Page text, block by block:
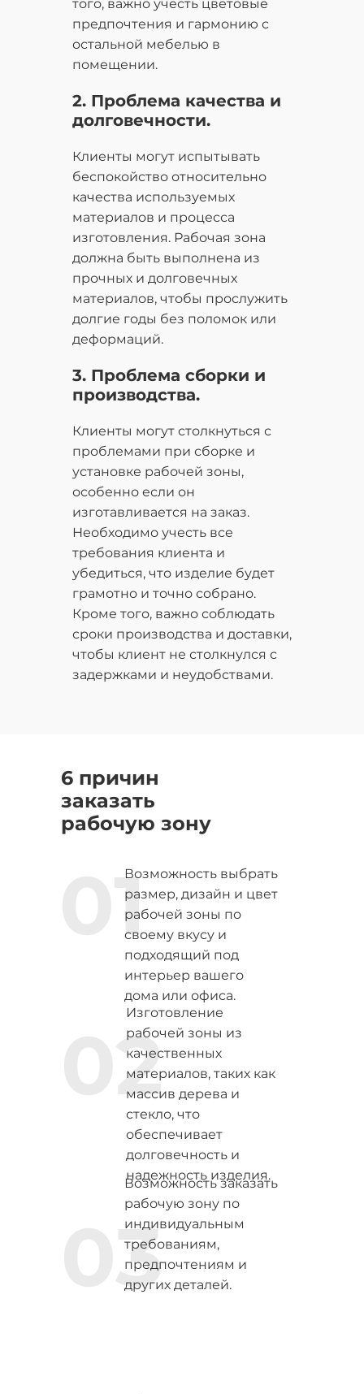
того, важно учесть цветовые
предпочтения и гармонию с
остальной мебелью в
помещении.
2. Проблема качества и
долговечности.
Клиенты могут испытывать
беспокойство относительно
качества используемых
материалов и процесса
изготовления. Рабочая зона
должна быть выполнена из
прочных и долговечных
материалов, чтобы прослужить
долгие годы без поломок или
деформаций.
3. Проблема сборки и
производства.
Клиенты могут столкнуться с
проблемами при сборке и
установке рабочей зоны,
особенно если он
изготавливается на заказ.
Необходимо учесть все
требования клиента и
убедиться, что изделие будет
грамотно и точно собрано.
Кроме того, важно соблюдать
сроки производства и доставки,
чтобы клиент не столкнулся с
задержками и неудобствами.
6 причин
заказать
рабочую зону
Возможность выбрать
размер, дизайн и цвет
рабочей зоны по
своему вкусу и
подходящий под
интерьер вашего
дома или офиса.
Изготовление
рабочей зоны из
качественных
материалов, таких как
массив дерева и
стекло, что
обеспечивает
долговечность и
надежность изделия.
Возможность заказать
рабочую зону по
индивидуальным
требованиям,
предпочтениям и
других деталей.
01
02
03